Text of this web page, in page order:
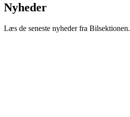
Nyheder
Læs de seneste nyheder fra Bilsektionen.